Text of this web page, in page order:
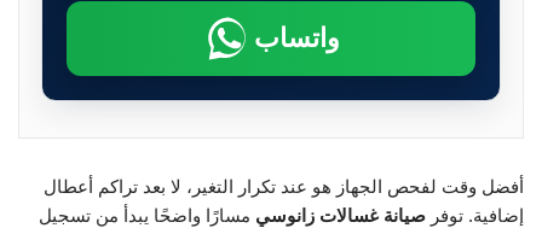
واتساب
أفضل وقت لفحص الجهاز هو عند تكرار التغير، لا بعد تراكم أعطال
إضافية. توفر صيانة غسالات زانوسي مسارًا واضحًا يبدأ من تسجيل